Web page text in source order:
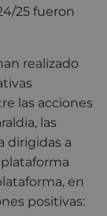
25 fueron
realizado
las acciones
las
dirigidas a
en
positivas: